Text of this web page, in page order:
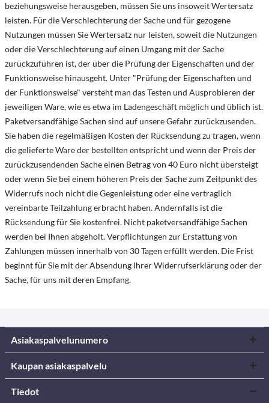
beziehungsweise herausgeben, müssen Sie uns insoweit Wertersatz
leisten. Für die Verschlechterung der Sache und für gezogene
Nutzungen müssen Sie Wertersatz nur leisten, soweit die Nutzungen
oder die Verschlechterung auf einen Umgang mit der Sache
zurückzuführen ist, der über die Prüfung der Eigenschaften und der
Funktionsweise hinausgeht. Unter "Prüfung der Eigenschaften und
der Funktionsweise" versteht man das Testen und Ausprobieren der
jeweiligen Ware, wie es etwa im Ladengeschäft möglich und üblich ist.
Paketversandfähige Sachen sind auf unsere Gefahr zurückzusenden.
Sie haben die regelmäßigen Kosten der Rücksendung zu tragen, wenn
die gelieferte Ware der bestellten entspricht und wenn der Preis der
zurückzusendenden Sache einen Betrag von 40 Euro nicht übersteigt
oder wenn Sie bei einem höheren Preis der Sache zum Zeitpunkt des
Widerrufs noch nicht die Gegenleistung oder eine vertraglich
vereinbarte Teilzahlung erbracht haben. Andernfalls ist die
Rücksendung für Sie kostenfrei. Nicht paketversandfähige Sachen
werden bei Ihnen abgeholt. Verpflichtungen zur Erstattung von
Zahlungen müssen innerhalb von 30 Tagen erfüllt werden. Die Frist
beginnt für Sie mit der Absendung Ihrer Widerrufserklärung oder der
Sache, für uns mit deren Empfang.
Asiakaspalvelunumero
Kaupan asiakaspalvelu
Tiedot